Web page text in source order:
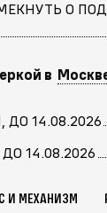
О
в
14.08.2026
14.08.2026
И МЕХАНИЗМ